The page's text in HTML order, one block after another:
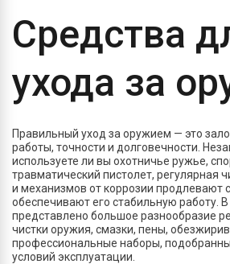
Средства
ухода за
Правильный уход за оружием — это
работы, точности и долговечности.
используете ли вы охотничье ружье,
травматический пистолет, регулярная
и механизмов от коррозии продлевают
обеспечивают его стабильную работу.
представлено большое разнообразие
чистки оружия, смазки, пены,
профессиональные наборы,
условий эксплуатации.